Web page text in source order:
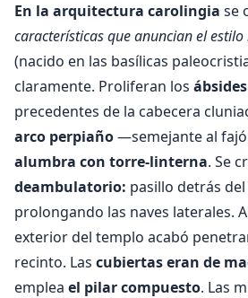
En la arquitectura carolingia se
características que anuncian el
(nacido en las basílicas
claramente. Proliferan los
precedentes de la cabecera
arco perpiaño—semejante al
alumbra con torre-linterna. Se
deambulatorio: pasillo detrás
prolongando las naves laterales.
exterior del templo acabó
recinto. Las cubiertas eran de
emplea el pilar compuesto. Las